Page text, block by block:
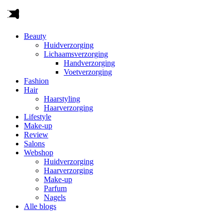
Beauty
Huidverzorging
Lichaamsverzorging
Handverzorging
Voetverzorging
Fashion
Hair
Haarstyling
Haarverzorging
Lifestyle
Make-up
Review
Salons
Webshop
Huidverzorging
Haarverzorging
Make-up
Parfum
Nagels
Alle blogs